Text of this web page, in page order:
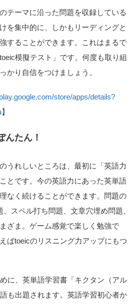
テーマに沿った問題を収録している
を集中的に、しかもリーディングと
することができます。これはまるで
模擬テスト」です。何度も取り組
かり自信をつけましょう。
store/apps/details?
】
んたん！
うれしいところは、最初に「英語力
とです。今の英語力にあった英単語
なく続けることができます。問題の
スペル打ち問題、文章穴埋め問題、
ざま。ゲーム感覚で楽しく勉強で
ばtoeicのリスニング力アップにもつ
に、英単語学習書「キクタン（アル
も出題されます。英語学習初心者か